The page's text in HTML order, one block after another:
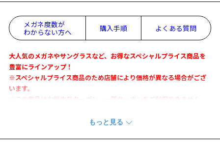
メガネ度数が
わからない方へ
購入手順 よくある質問
大人気のメガネやサングラスなど、お得なスペシャルプライス商品を
豊富にラインアップ！
※スペシャルプライス商品のため店舗により価格が異なる場合がござ
います。
※この商品はお誕生日クーポン、一部クーポンをご利用できません。
洗練されたデザインのメタルフレーム
『Zoff CLASSIC』